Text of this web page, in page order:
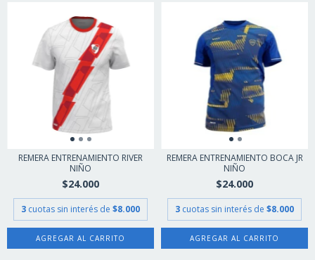
REMERA ENTRENAMIENTO RIVER
NIÑO
$24.000
3 cuotas sin interés de $8.000
AGREGAR AL CARRITO
REMERA ENTRENAMIENTO BOCA JR
NIÑO
$24.000
3 cuotas sin interés de $8.000
AGREGAR AL CARRITO